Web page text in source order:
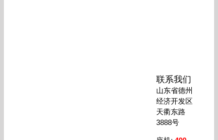
联系我们
山东省德州
经济开发区
天衢东路
3888号